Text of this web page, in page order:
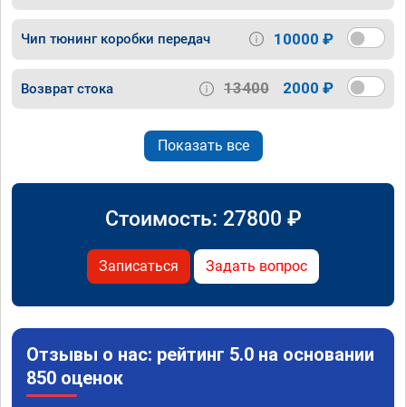
Чип тюнинг коробки передач 10000 ₽
Возврат стока 13400 2000 ₽
Показать все
Стоимость: 27800 ₽
Записаться Задать вопрос
Отзывы о нас: рейтинг 5.0 на основании
850 оценок